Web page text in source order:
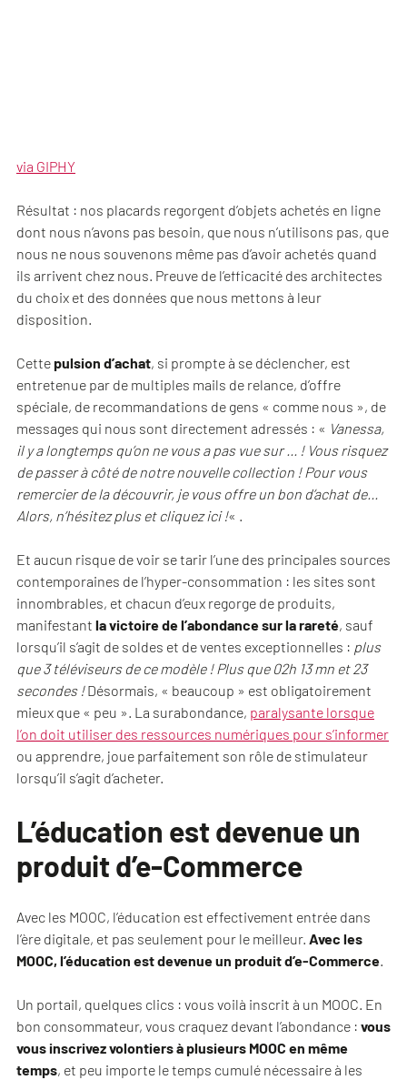
via GIPHY
Résultat : nos placards regorgent d’objets achetés en ligne
dont nous n’avons pas besoin, que nous n’utilisons pas, que
nous ne nous souvenons même pas d’avoir achetés quand
ils arrivent chez nous. Preuve de l’efficacité des architectes
du choix et des données que nous mettons à leur
disposition.
Cettepulsion d’achat, si prompte à se déclencher, est
entretenue par de multiples mails de relance, d’offre
spéciale, de recommandations de gens « comme nous », de
messages qui nous sont directement adressés : « Vanessa,
il y a longtemps qu’on ne vous a pas vue sur … ! Vous risquez
de passer à côté de notre nouvelle collection ! Pour vous
remercier de la découvrir, je vous offre un bon d’achat de…
Alors, n’hésitez plus et cliquez ici !« .
Et aucun risque de voir se tarir l’une des principales sources
contemporaines de l’hyper-consommation : les sites sont
innombrables, et chacun d’eux regorge de produits,
manifestant la victoire de l’abondance sur la rareté, sauf
lorsqu’il s’agit de soldes et de ventes exceptionnelles : plus
que 3 téléviseurs de ce modèle ! Plus que 02h 13 mn et 23
secondes !Désormais, « beaucoup » est obligatoirement
mieux que « peu ». La surabondance, paralysante lorsque
l’on doit utiliser des ressources numériques pour s’informer
ou apprendre, joue parfaitement son rôle de stimulateur
lorsqu’il s’agit d’acheter.
L’éducation est devenue un
produit d’e-Commerce
Avec les MOOC, l’éducation est effectivement entrée dans
l’ère digitale, et pas seulement pour le meilleur. Avec les
MOOC, l’éducation est devenue un produit d’e-Commerce.
Un portail, quelques clics : vous voilà inscrit à un MOOC. En
bon consommateur, vous craquez devant l’abondance : vous
vous inscrivez volontiers à plusieurs MOOC en même
temps, et peu importe le temps cumulé nécessaire à les